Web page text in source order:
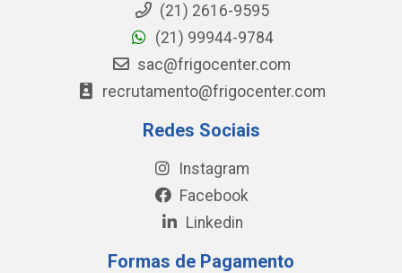
(21) 2616-9595
(21) 99944-9784
sac@frigocenter.com
recrutamento@frigocenter.com
Redes Sociais
Instagram
Facebook
Linkedin
Formas de Pagamento